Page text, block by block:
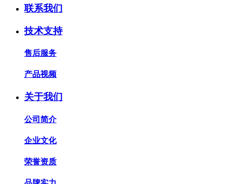
联系我们
技术支持
售后服务
产品视频
关于我们
公司简介
企业文化
荣誉资质